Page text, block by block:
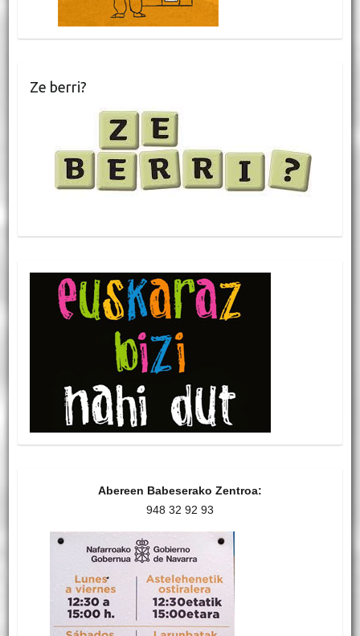
Ze berri?
Abereen Babeserako Zentroa:
948 32 92 93